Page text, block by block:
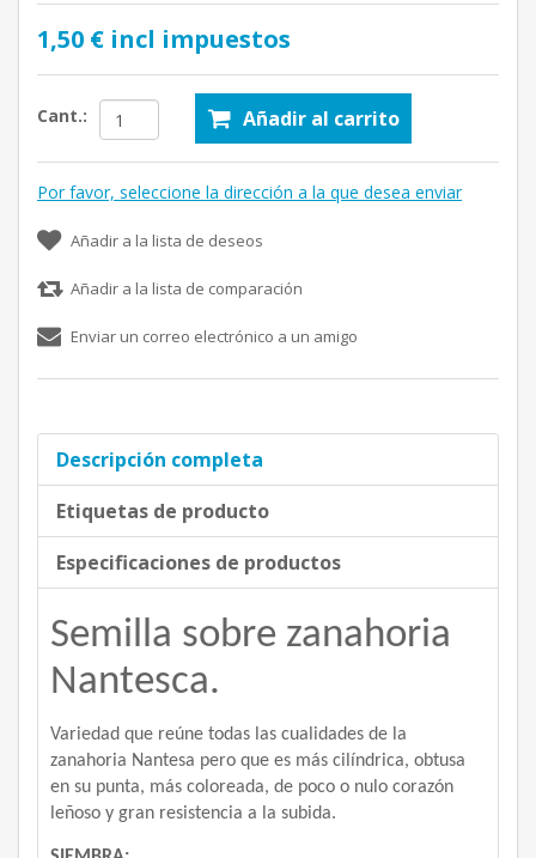
1,50 € incl impuestos
Cant.: Añadir al carrito
Por favor, seleccione la dirección a la que desea enviar
Añadir a la lista de deseos
Añadir a la lista de comparación
Enviar un correo electrónico a un amigo
Descripción completa
Etiquetas de producto
Especificaciones de productos
Semilla sobre zanahoria
Nantesca.
Variedad que reúne todas las cualidades de la
zanahoria Nantesa pero que es más cilíndrica, obtusa
en su punta, más coloreada, de poco o nulo corazón
leñoso y gran resistencia a la subida.